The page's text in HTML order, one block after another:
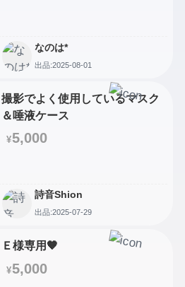
なのは*
出品:2025-08-01
撮影でよく使用しているマスク
＆唾液ケース
¥5,000
詩音Shion
出品:2025-07-29
Ｅ様専用🧡
¥5,000